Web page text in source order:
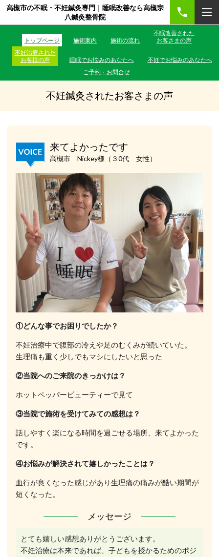
高槻市の不眠・不妊鍼灸専門｜睡眠改善なら高槻宗
八鍼灸整骨院
トップページ 施術案内 施術の流れ
不眠改善された
お客さまの声
不妊治療された
お客様の声
睡眠でお悩みのあなたへ
不妊でお悩みのあなたへ
ご予約・お問合せ
不妊鍼灸されたお客さまの声
来てよかったです
高槻市 Nickey様（３0代 女性）
①どんな事でお困りでしたか？
不妊治療中で腹部の冷えや足のむくみが続いていた。
生理痛も重く少しでもマシにしたいと思った
②当院へのご来院のきっかけは？
ホットペッパービューティーで見て
③当院で施術を受けてみての感想は？
話しやすく楽になる時間を過ごせる場所、来てよかった
です。
④お悩みが解決されて嬉しかったことは？
血行が良くなった感じがあり生理痛の痛みが酷い期間が
短くなった。
メッセージ
とても嬉しい感想ありがとうございます。
不妊治療は本来であれば、子どもを授かるためのポジ